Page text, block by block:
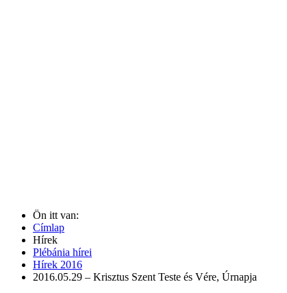
Ön itt van:
Címlap
Hírek
Plébánia hírei
Hírek 2016
2016.05.29 – Krisztus Szent Teste és Vére, Úrnapja